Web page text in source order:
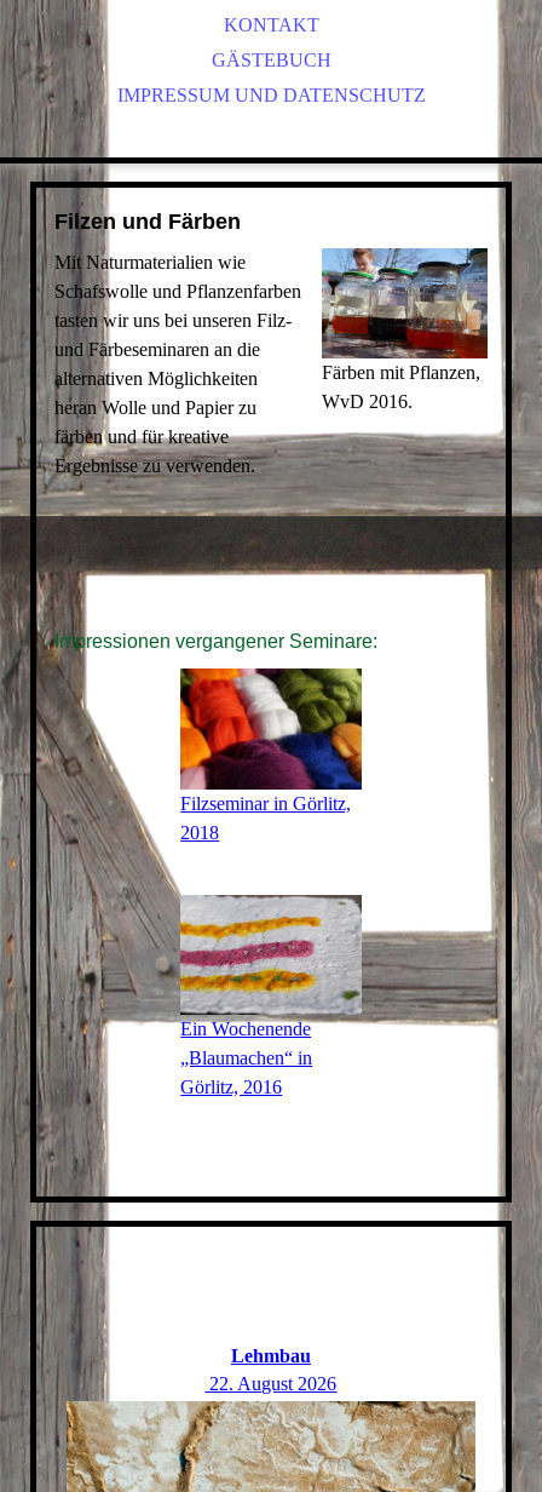
DRESDEN IM DETAIL
WEITERE EXKURSIONEN
MESSEN UND AUSSTELLUNGEN
ONLINE-VORTRÄGE "ERZÄHL MAL!"
STUHL- UND WEIDENFLECHTEN
X_26 A_WEIDENFLECHTEN
FILZEN & FÄRBEN
BLEIVERGLASUNG, GLASMALEREI
VEREINSGESCHICHTE
MITGLIED WERDEN
SATZUNG
KONTAKT
GÄSTEBUCH
IMPRESSUM UND DATENSCHUTZ
Filzen und Färben
Färben mit Pflanzen,
WvD 2016.
Mit Naturmaterialien wie
Schafswolle und Pflanzenfarben
tasten wir uns bei unseren Filz-
und Färbeseminaren an die
alternativen Möglichkeiten
heran Wolle und Papier zu
färben und für kreative
Ergebnisse zu verwenden.
Impressionen vergangener Seminare:
Filzseminar in Görlitz,
2018
Ein Wochenende
„Blaumachen“ in
Görlitz, 2016
Lehmbau
22. August 2026